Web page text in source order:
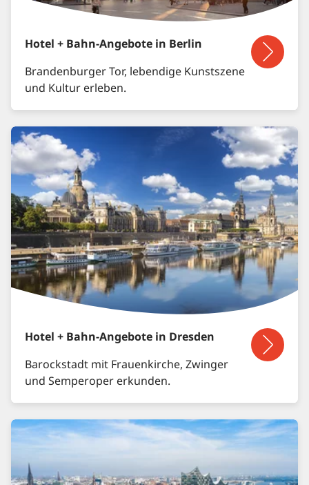
Hotel + Bahn-Angebote in Berlin
Brandenburger Tor, lebendige Kunstszene
und Kultur erleben.
Hotel + Bahn-Angebote in Dresden
Barockstadt mit Frauenkirche, Zwinger
und Semperoper erkunden.